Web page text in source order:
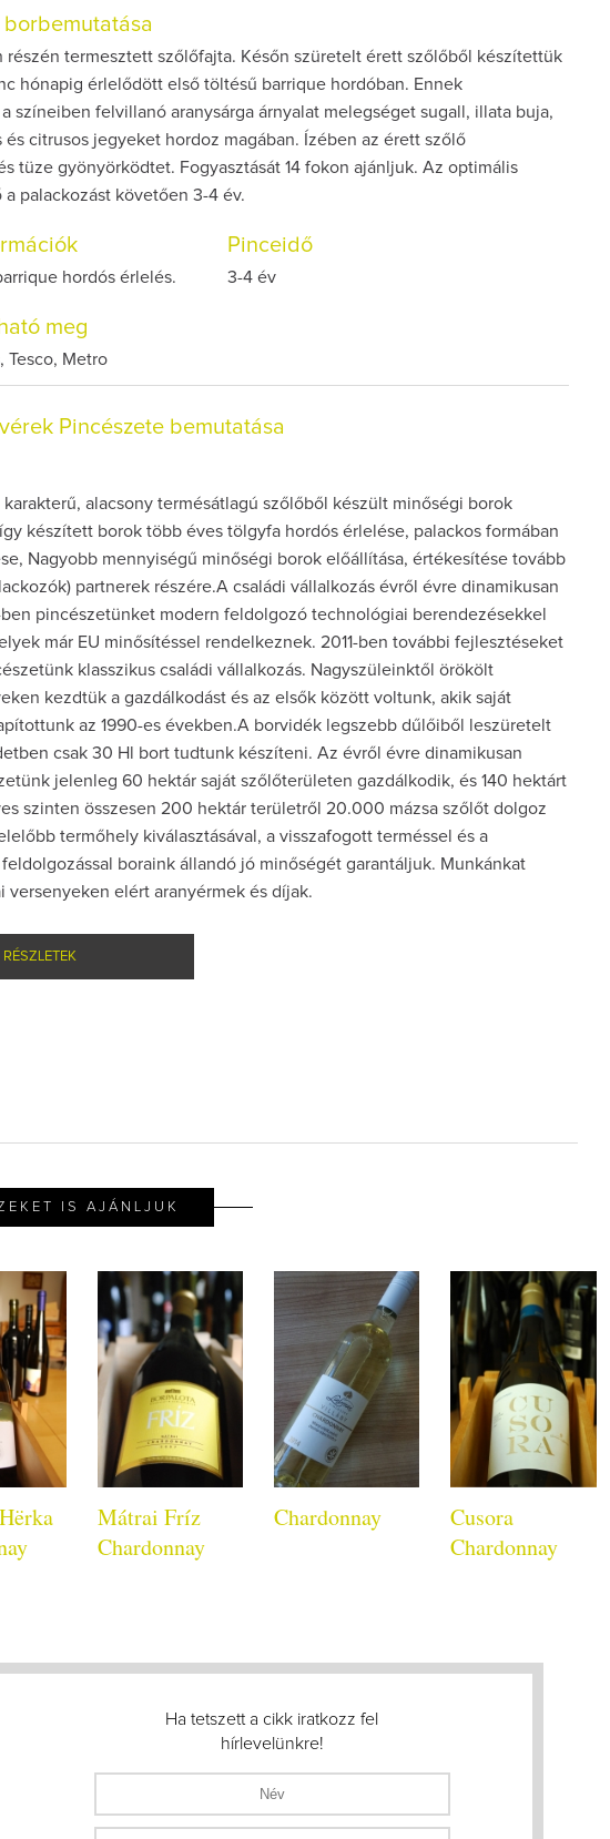
részén termesztett szőlőfajta. Későn szüretelt érett szőlőből készítettük
hónapig érlelődött első töltésű barrique hordóban. Ennek
színeiben felvillanó aranysárga árnyalat melegséget sugall, illata buja,
és citrusos jegyeket hordoz magában. Ízében az érett szőlő
tüze gyönyörködtet. Fogyasztását 14 fokon ajánljuk. Az optimális
a palackozást követően 3-4 év.
hordós érlelés.
Pinceidő
3-4 év
meg
Tesco, Metro
Pincészete bemutatása
alacsony termésátlagú szőlőből készült minőségi borok
készített borok több éves tölgyfa hordós érlelése, palackos formában
Nagyobb mennyiségű minőségi borok előállítása, értékesítése tovább
partnerek részére.A családi vállalkozás évről évre dinamikusan
pincészetünket modern feldolgozó technológiai berendezésekkel
már EU minősítéssel rendelkeznek. 2011-ben további fejlesztéseket
klasszikus családi vállalkozás. Nagyszüleinktől örökölt
kezdtük a gazdálkodást és az elsők között voltunk, akik saját
az 1990-es években.A borvidék legszebb dűlőiből leszüretelt
csak 30 Hl bort tudtunk készíteni. Az évről évre dinamikusan
jelenleg 60 hektár saját szőlőterületen gazdálkodik, és 140 hektárt
szinten összesen 200 hektár területről 20.000 mázsa szőlőt dolgoz
termőhely kiválasztásával, a visszafogott terméssel és a
boraink állandó jó minőségét garantáljuk. Munkánkat
versenyeken elért aranyérmek és díjak.
RÉSZLETEK
IS AJÁNLJUK
Mátrai Fríz
Chardonnay
Chardonnay
Cusora
Chardonnay
Ha tetszett a cikk iratkozz fel
hírlevelünkre!